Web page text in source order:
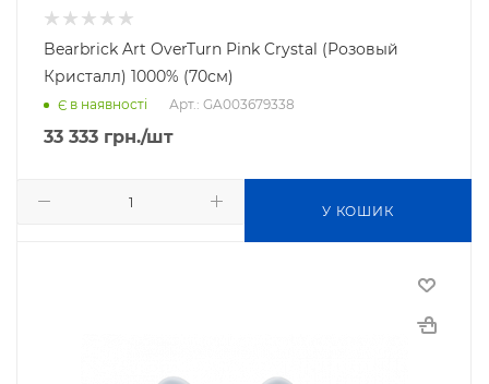
Bearbrick Art OverTurn Pink Crystal (Розовый
Кристалл) 1000% (70см)
Є в наявності Арт.: GA003679338
33 333 грн./шт
У КОШИК